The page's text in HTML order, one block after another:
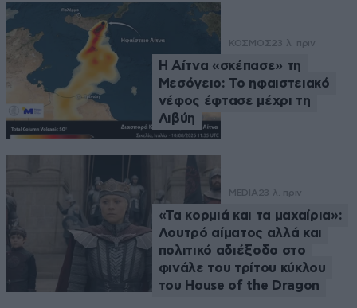
ΚΟΣΜΟΣ23 λ. πριν
Η Αίτνα «σκέπασε» τη
Μεσόγειο: Το ηφαιστειακό
νέφος έφτασε μέχρι τη
Λιβύη
MEDIA 23 λ. πριν
«Τα κορμιά και τα μαχαίρια»:
Λουτρό αίματος αλλά και
πολιτικό αδιέξοδο στο
φινάλε του τρίτου κύκλου
του House of the Dragon